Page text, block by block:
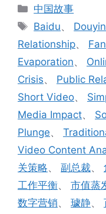
分
类
中国故事
标
签
Baidu、
Relationship、
Evaporation、
Crisis、 Public
Short Video、
Media Impact、
Plunge、
Video Content
关策略、 副总裁、
工作平衡、 市值蒸
数字营销、 璩静、